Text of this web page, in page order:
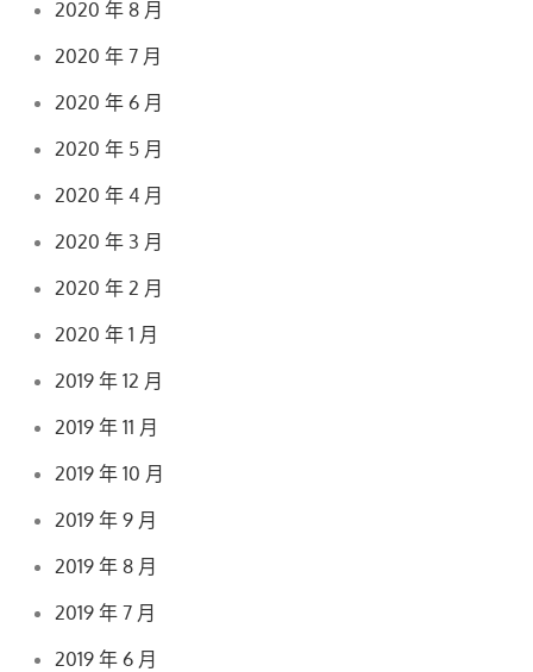
2020 年 8 月
2020 年 7 月
2020 年 6 月
2020 年 5 月
2020 年 4 月
2020 年 3 月
2020 年 2 月
2020 年 1 月
2019 年 12 月
2019 年 11 月
2019 年 10 月
2019 年 9 月
2019 年 8 月
2019 年 7 月
2019 年 6 月